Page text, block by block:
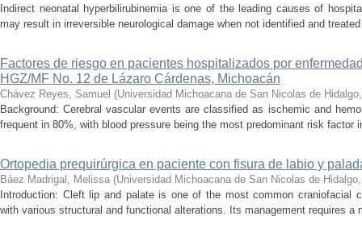
Indirect neonatal hyperbilirubinemia is one of the leading causes of
may result in irreversible neurological damage when not identified and
Factores de riesgo en pacientes hospitalizados por
HGZ/MF No. 12 de Lázaro Cárdenas, Michoacán
Chávez Reyes, Samuel (Universidad Michoacana de San Nicolas de Hidalgo
Background: Cerebral vascular events are classified as ischemic and
frequent in 80%, with blood pressure being the most predominant risk factor
Ortopedia prequirúrgica en paciente con fisura de labio y
Báez Madrigal, Melissa (Universidad Michoacana de San Nicolas de Hidalgo
Introduction: Cleft lip and palate is one of the most common craniofacial
with various structural and functional alterations. Its management requires a